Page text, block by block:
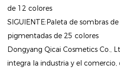
sombras de ojos en el primer
incluye una variedad de
reflejos brillantes y ricos
El segundo cajón ofrece 4
complementarios adicionales
de 12 colores
SIGUIENTE:Paleta de sombras
pigmentadas de 25 colores
Dongyang Qicai Cosmetics Co.,
integra la industria y el